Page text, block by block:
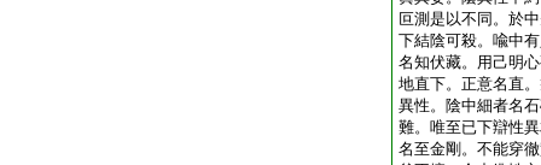
叵測是以不同。於
下結陰可殺。喩中
名知伏藏。用己明
地直下。正意名直
異性。陰中細者名
難。唯至已下辯性
名至金剛。不能穿